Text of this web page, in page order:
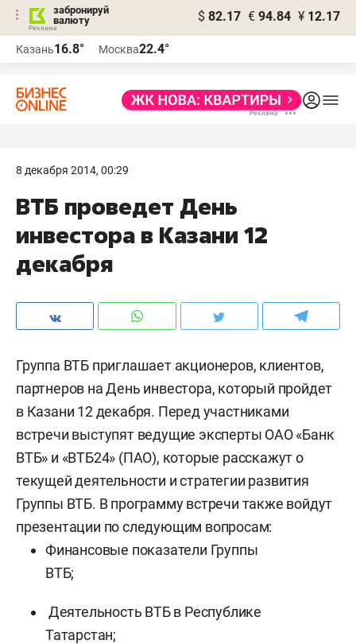
забронируй
валюту
$ 82.17 € 94.84 ¥ 12.17
Казань16.8° Москва22.4°
8 декабря 2014, 00:29
ВТБ проведет День
инвестора в Казани 12
декабря
Группа ВТБ приглашает акционеров, клиентов,
партнеров на День инвестора, который пройдет
в Казани 12 декабря. Перед участниками
встречи выступят ведущие эксперты ОАО «Банк
ВТБ» и «ВТБ24» (ПАО), которые расскажут о
текущей деятельности и стратегии развития
Группы ВТБ. В программу встречи также войдут
презентации по следующим вопросам:
Финансовые показатели Группы
ВТБ;
Деятельность ВТБ в Республике
Татарстан;